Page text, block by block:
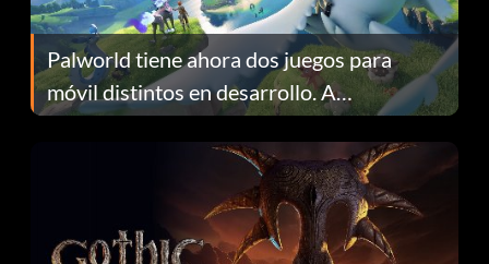
Palworld tiene ahora dos juegos para
móvil distintos en desarrollo. A
continuación te explicamos por qué.